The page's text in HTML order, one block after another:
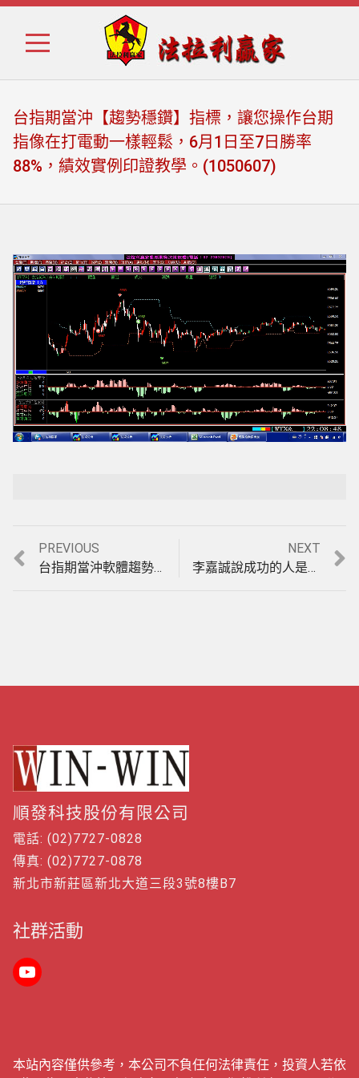
Skip
Skip
台指期當沖【趨勢穩鑽】指標，讓您操作台期
指像在打電動一樣輕鬆，6月1日至7日勝率
88%，績效實例印證教學。(1050607)
Loaded:
100.00%
Playback Rate
Unmute
文
PREVIOUS
Previous
post:
台指期當沖軟體趨勢盤大家都會賺，要在盤整盤也能獲利才厲害，【天地軌道】唯一盤整盤&趨勢盤均可操作的期貨看盤軟體，實例印證影音教學。(1050603)
NEXT
post:
李嘉誠說成功的人是跟對人，迷路的人是問錯人。有一套好的股票軟體你就不會迷航，實例印證影音教學。(1050607)
順發科技股份有限公司
電話: (02)7727-0828
傳真: (02)7727-0878
新北市新莊區新北大道三段3號8樓B7
社群活動
本站內容僅供參考，本公司不負任何法律責任，投資人若依